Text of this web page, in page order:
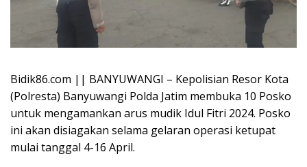
Bidik86.com || BANYUWANGI – Kepolisian Resor Kota
(Polresta) Banyuwangi Polda Jatim membuka 10 Posko
untuk mengamankan arus mudik Idul Fitri 2024. Posko
ini akan disiagakan selama gelaran operasi ketupat
mulai tanggal 4-16 April.